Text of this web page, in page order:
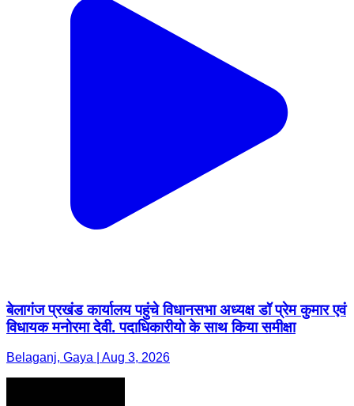
बेलागंज प्रखंड कार्यालय पहुंचे विधानसभा अध्यक्ष डॉ प्रेम कुमार एवं
विधायक मनोरमा देवी. पदाधिकारीयो के साथ किया समीक्षा
Belaganj, Gaya | Aug 3, 2026